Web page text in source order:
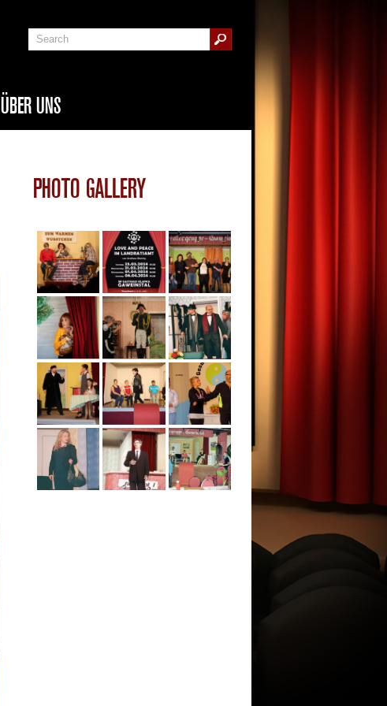
ÜBER UNS
PHOTO GALLERY